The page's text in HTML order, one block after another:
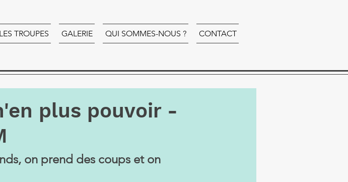
LES TROUPES GALERIE QUI SOMMES-NOUS ? CONTACT
plus pouvoir -
on prend des coups et on